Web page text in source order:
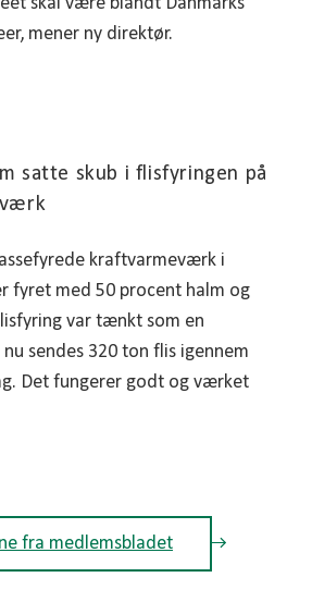
mener ny direktør.
satte skub i flisfyringen på
kraftvarmeværk i
fyret med 50 procent halm og
var tænkt som en
sendes 320 ton flis igennem
Det fungerer godt og værket
fra medlemsbladet